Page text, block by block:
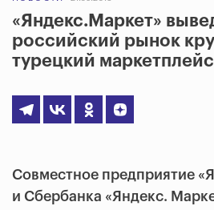
«Яндекс.Маркет»
российский рынок
турецкий маркетплейс
Совместное предприятие
и Сбербанка «Яндекс.